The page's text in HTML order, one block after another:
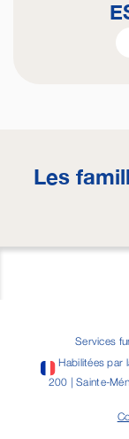
Les
Services
Habilitées par
200 | Sainte-